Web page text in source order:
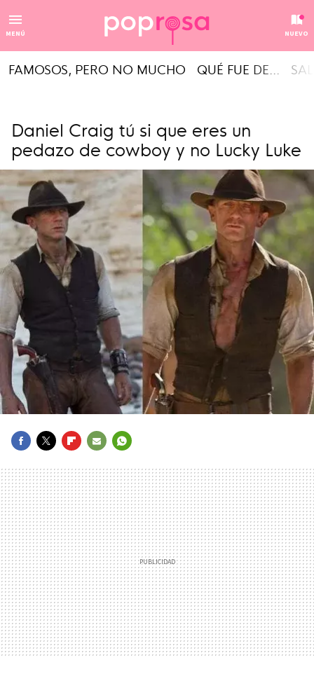
MENÚ NUEVO
FAMOSOS, PERO NO MUCHO QUÉ FUE DE...
Daniel Craig tú si que eres un
pedazo de cowboy y no Lucky Luke
MAIL